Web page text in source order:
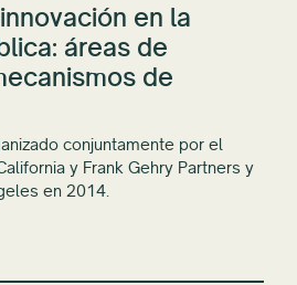
en la
áreas de
de
conjuntamente por el
y Frank Gehry Partners y
en 2014.